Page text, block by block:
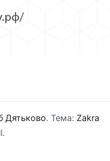
Дятьково. Тема: Zakra